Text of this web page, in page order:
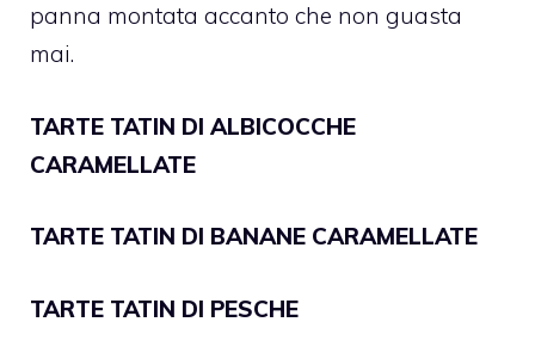
panna montata accanto che non guasta
mai.
TARTE TATIN DI ALBICOCCHE
CARAMELLATE
TARTE TATIN DI BANANE CARAMELLATE
TARTE TATIN DI PESCHE